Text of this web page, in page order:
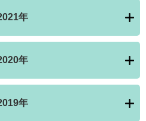
年
年
年